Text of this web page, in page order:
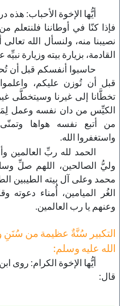
أيُّها الإخوة الأحباب: هذه
فإذا كنّا في أوطاننا فلنتعلم
نصيبنا منه، ولنسأل الله
القادمة، بزيارة بيته وزيارة
حاسبوا أنفسكم قبل أن
قبل أن تُوزن عليكم،
تخطَّانا إلى غيرنا وسيتخطَّى
الكيِّس من دان نفسه وعمل لِمَا
من أتبع نفسه هواها وتمنّى
واستغفروا الله.
الحمد لله ربِّ العالمين
وليُّ الصالحين، اللهم صلِّ
محمد وعلى آل بيته الطيبين
الغُر الميامين، أُمناء دعوته
وعنهم يا رب العالمين.
التكبير سُنَّةٌ عظيمة من
الله عليه وسلم:
أيُّها الإخوة الكرام: روى
قال: